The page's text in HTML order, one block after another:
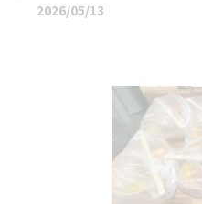
2026/05/13